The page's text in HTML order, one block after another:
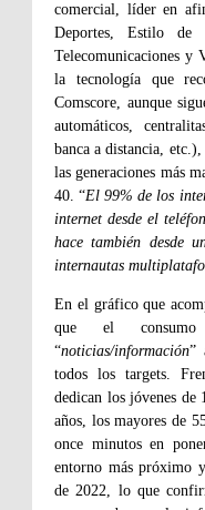
comercial, líder en
Deportes, Estilo de
Telecomunicaciones y
la tecnología que
Comscore, aunque
automáticos,
banca a distancia,
las generaciones más
40. “El 99% de los
internet desde el
hace también desde
internautas
En el gráfico que
que el
“noticias/información”
todos los targets.
dedican los jóvenes de
años, los mayores de
once minutos en
entorno más próximo
de 2022, lo que